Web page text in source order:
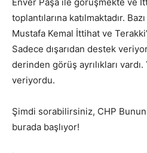
toplantılarına katılmaktadır.
Mustafa Kemal İttihat ve
Sadece dışarıdan destek
derinden görüş ayrılıkları
veriyordu.
Şimdi sorabilirsiniz, CHP
burada başlıyor!